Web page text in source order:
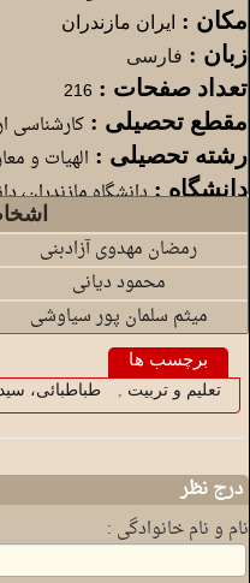
مکان : ایران مازندران
زبان : فارسی
تعداد صفحات : 216
مقطع تحصیلی : کارشناسی
رشته تحصیلی : الهیات و
دانشگاه :دانشگاه مازندران،
رمضان مهدوی آزادبنی
محمود دیانی
میثم سلمان پور سیاوشی
برچسب ها
تعلیم و تربیت , طب‍اطب‍ائ‍ی‌،
درج نظر
نام و نام خانوادگی :